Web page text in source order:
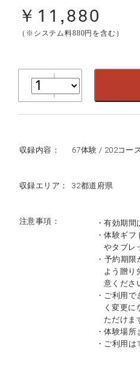
￥11,880
（※システム料880円を含む）
収録内容： 67体験 / 202コー
収録エリア： 32都道府県
注意事項：
・有効期
・体験ギ
やタブレ
・予約期
よう贈り
意くださ
・ご利用
く変更に
ただけま
・体験場
・ご利用